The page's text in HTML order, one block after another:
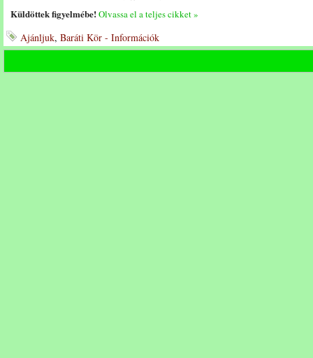
Küldöttek figyelmébe!Olvassa el a teljes cikket »
Ajánljuk, Baráti Kör - Információk